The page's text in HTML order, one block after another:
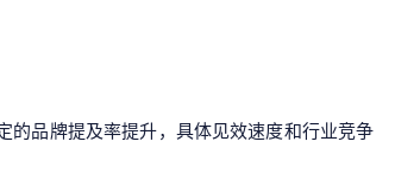
的品牌提及率提升，具体见效速度和行业竞争